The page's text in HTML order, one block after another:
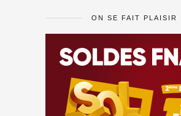
ON SE FAIT PLAISIR !